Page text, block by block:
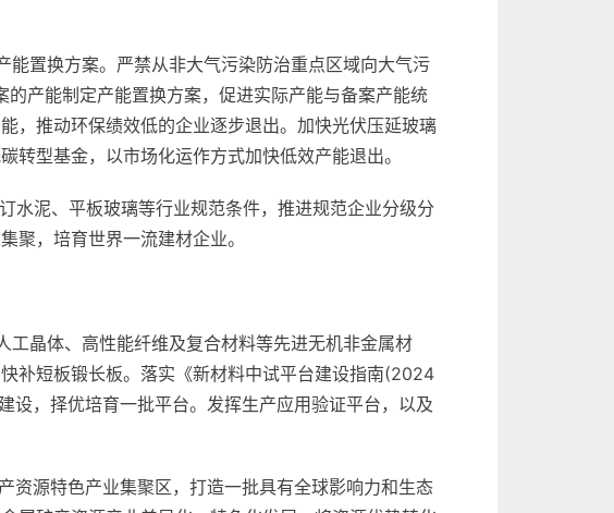
能置换方案。严禁从非大气污染防治重点区域向大气污
产能制定产能置换方案，促进实际产能与备案产能统
，推动环保绩效低的企业逐步退出。加快光伏压延玻璃
型基金，以市场化运作方式加快低效产能退出。
水泥、平板玻璃等行业规范条件，推进规范企业分级分
聚，培育世界一流建材企业。
工晶体、高性能纤维及复合材料等先进无机非金属材
补短板锻长板。落实《新材料中试平台建设指南(2024
，择优培育一批平台。发挥生产应用验证平台，以及
资源特色产业集聚区，打造一批具有全球影响力和生态